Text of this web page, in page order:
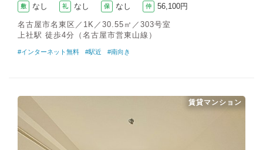
敷 なし 礼 なし 保 なし 仲 56,100円
名古屋市名東区／1K／30.55㎡／303号室
上社駅 徒歩4分（名古屋市営東山線）
#インターネット無料 #駅近 #南向き
賃貸マンション